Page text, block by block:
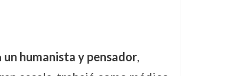
un humanista y pensador,